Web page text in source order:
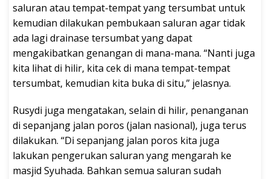
saluran atau tempat-tempat yang tersumbat untuk
kemudian dilakukan pembukaan saluran agar tidak
ada lagi drainase tersumbat yang dapat
mengakibatkan genangan di mana-mana. “Nanti juga
kita lihat di hilir, kita cek di mana tempat-tempat
tersumbat, kemudian kita buka di situ,” jelasnya.
Rusydi juga mengatakan, selain di hilir, penanganan
di sepanjang jalan poros (jalan nasional), juga terus
dilakukan. “Di sepanjang jalan poros kita juga
lakukan pengerukan saluran yang mengarah ke
masjid Syuhada. Bahkan semua saluran sudah